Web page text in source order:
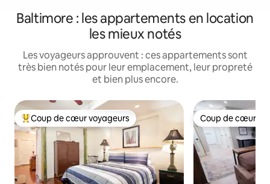
Baltimore : les appartements en location
les mieux notés
Les voyageurs approuvent : ces appartements sont
très bien notés pour leur emplacement, leur propreté
et bien plus encore.
Coups de cœur voyageurs les plus appréciés
Coup de cœur voyageurs Coup de cœur
Coup de cœur